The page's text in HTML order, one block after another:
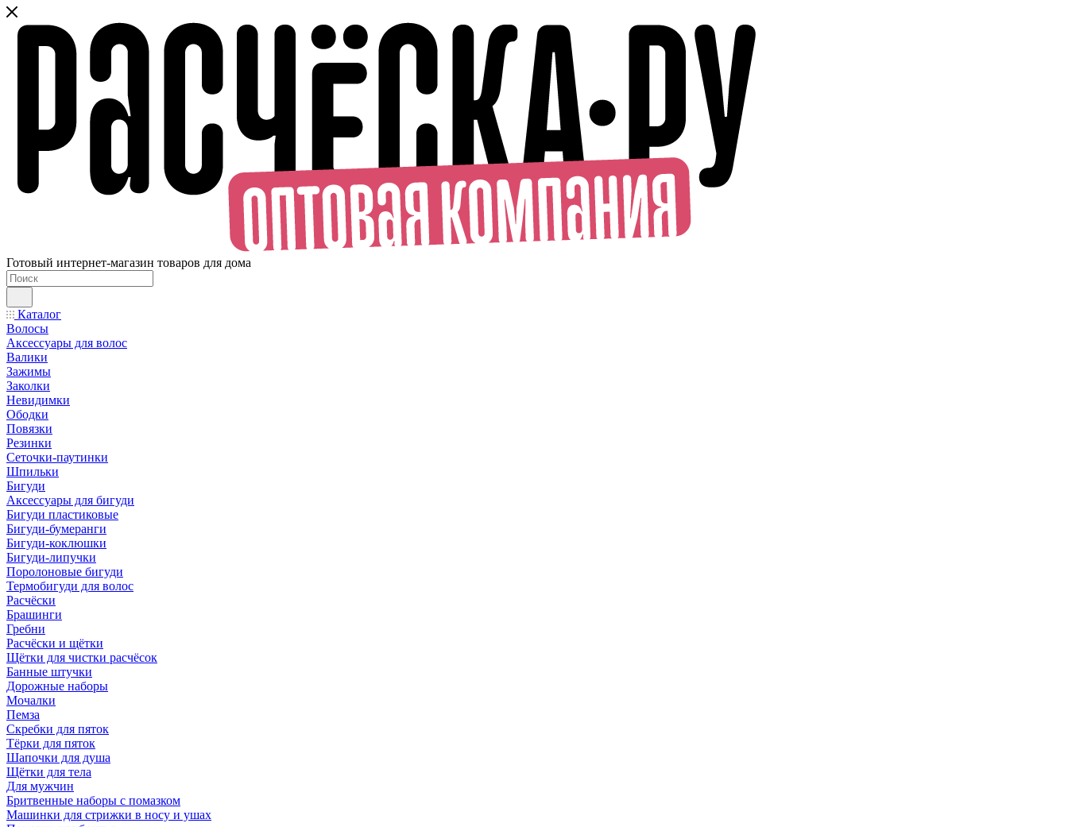
Готовый интернет-магазин товаров для дома
Каталог
Волосы
Аксессуары для волос
Валики
Зажимы
Заколки
Невидимки
Ободки
Повязки
Резинки
Сеточки-паутинки
Шпильки
Бигуди
Аксессуары для бигуди
Бигуди пластиковые
Бигуди-бумеранги
Бигуди-коклюшки
Бигуди-липучки
Поролоновые бигуди
Термобигуди для волос
Расчёски
Брашинги
Гребни
Расчёски и щётки
Щётки для чистки расчёсок
Банные штучки
Дорожные наборы
Мочалки
Пемза
Скребки для пяток
Тёрки для пяток
Шапочки для душа
Щётки для тела
Для мужчин
Бритвенные наборы с помазком
Машинки для стрижки в носу и ушах